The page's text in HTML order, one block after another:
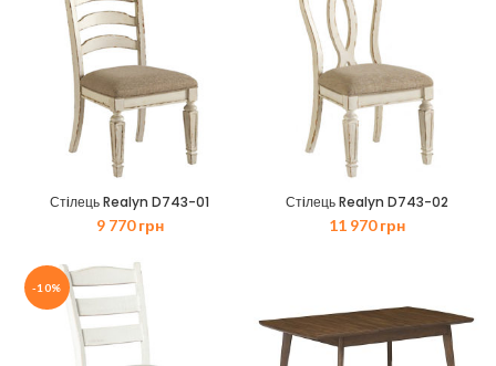
Стiлець Realyn D743-01
9 770грн
Стiлець Realyn D743-02
11 970грн
-10%